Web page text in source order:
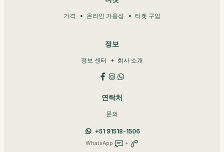
가격 온라인 가용성 티켓 구입
정보
정보 센터 회사 소개
연락처
문의
+51 91518-1506
WhatsApp +